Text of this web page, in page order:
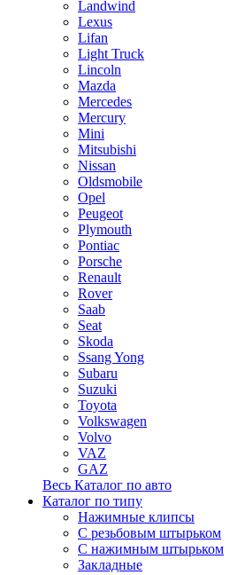
Landwind
Lexus
Lifan
Light Truck
Lincoln
Mazda
Mercedes
Mercury
Mini
Mitsubishi
Nissan
Oldsmobile
Opel
Peugeot
Plymouth
Pontiac
Porsche
Renault
Rover
Saab
Seat
Skoda
Ssang Yong
Subaru
Suzuki
Toyota
Volkswagen
Volvo
VAZ
GAZ
Весь Каталог по авто
Каталог по типу
Нажимные клипсы
С резьбовым штырьком
С нажимным штырьком
Закладные